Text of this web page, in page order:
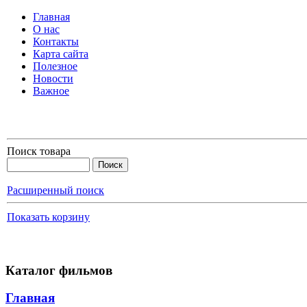
Главная
О нас
Контакты
Карта сайта
Полезное
Новости
Важное
Поиск товара
Расширенный поиск
Показать корзину
Каталог фильмов
Главная